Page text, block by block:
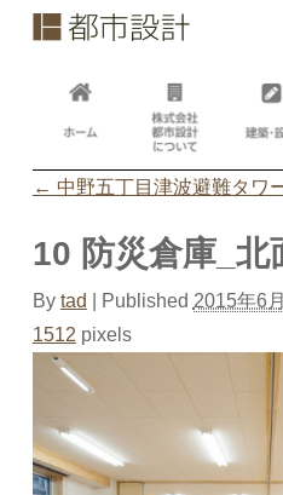
← 中野五丁目津波避難タ
10 防災倉庫_北
By tad Published 2015年6
1512 pixels